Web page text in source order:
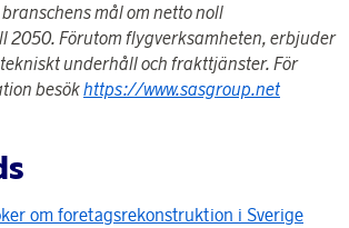
mål om netto noll
2050. Förutom flygverksamheten, erbjuder
underhåll och frakttjänster. För
besökhttps://www.sasgroup.net
om foretagsrekonstruktion i Sverige